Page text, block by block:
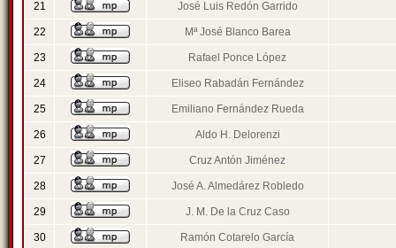
21 José Luis Redón Garrido
22 Mª José Blanco Barea
23 Rafael Ponce López
24 Eliseo Rabadán Fernández
25 Emiliano Fernández Rueda
26 Aldo H. Delorenzi
27 Cruz Antón Jiménez
28 José A. Almedárez Robledo
29 J. M. De la Cruz Caso
30 Ramón Cotarelo García